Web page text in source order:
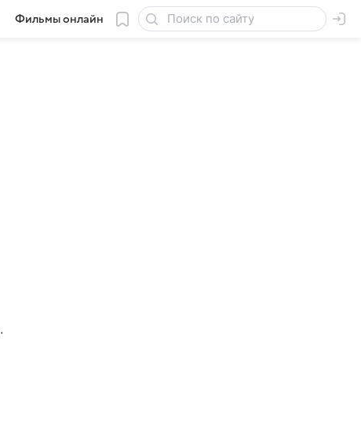
Фильмы онлайн